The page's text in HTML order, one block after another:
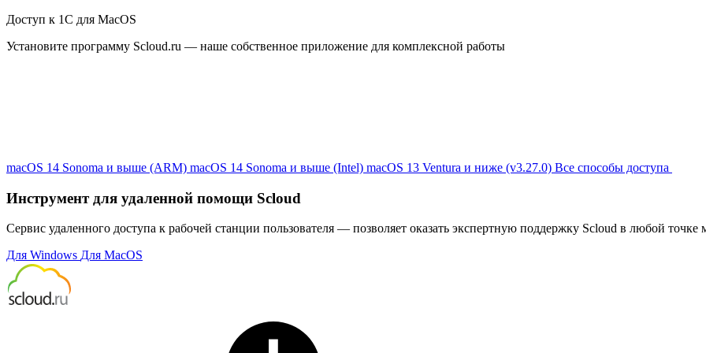
Доступ к 1С для MacOS
Установите программу Scloud.ru — наше собственное приложение для комплексной работы
macOS 14 Sonoma и выше (ARM) macOS 14 Sonoma и выше (Intel) macOS 13 Ventura и ниже (v3.27.0) Все способы доступа
Инструмент для удаленной помощи Scloud
Сервис удаленного доступа к рабочей станции пользователя — позволяет оказать экспертную поддержку Scloud в любой точке
Для Windows Для MacOS